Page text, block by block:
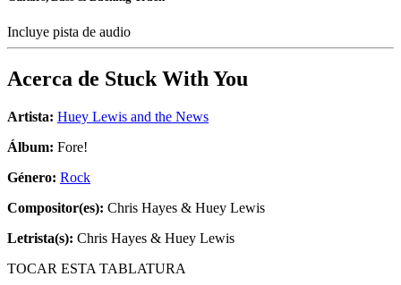
Incluye pista de audio
Acerca de Stuck With You
Artista: Huey Lewis and the News
Álbum: Fore!
Género: Rock
Compositor(es): Chris Hayes & Huey Lewis
Letrista(s): Chris Hayes & Huey Lewis
TOCAR ESTA TABLATURA